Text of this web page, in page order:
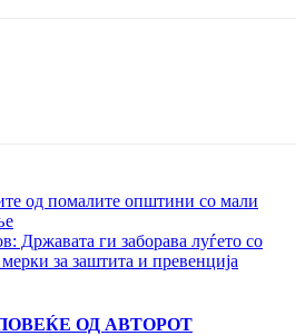
од помалите општини со мали
Државата ги заборава луѓето со
за заштита и превенција
ОД АВТОРОТ